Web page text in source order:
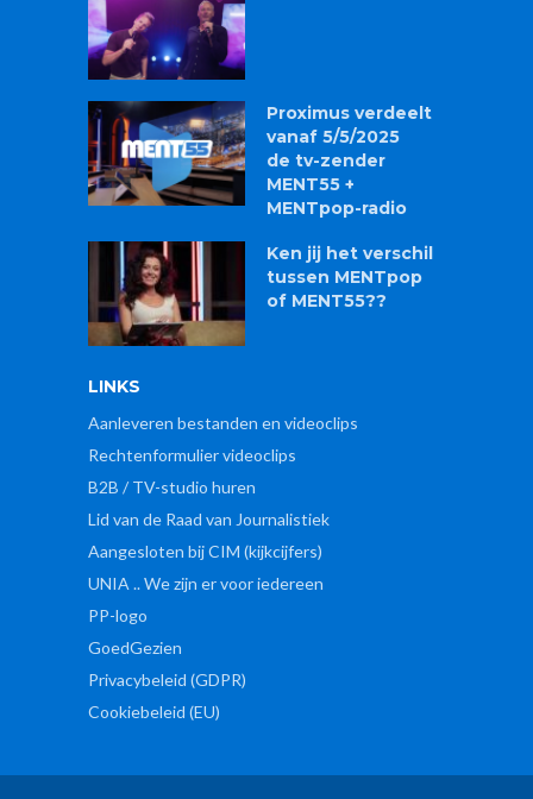
Proximus verdeelt
vanaf 5/5/2025
de tv-zender
MENT55 +
MENTpop-radio
Ken jij het verschil
tussen MENTpop
of MENT55??
LINKS
Aanleveren bestanden en videoclips
Rechtenformulier videoclips
B2B / TV-studio huren
Lid van de Raad van Journalistiek
Aangesloten bij CIM (kijkcijfers)
UNIA .. We zijn er voor iedereen
PP-logo
GoedGezien
Privacybeleid (GDPR)
Cookiebeleid (EU)